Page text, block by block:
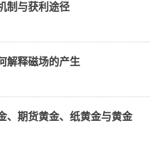
制与获利途径
解释磁场的产生
、期货黄金、纸黄金与黄金